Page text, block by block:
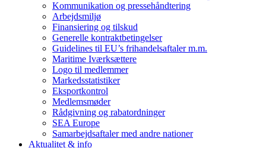
Kommunikation og pressehåndtering
Arbejdsmiljø
Finansiering og tilskud
Generelle kontraktbetingelser
Guidelines til EU’s frihandelsaftaler m.m.
Maritime Iværksættere
Logo til medlemmer
Markedsstatistiker
Eksportkontrol
Medlemsmøder
Rådgivning og rabatordninger
SEA Europe
Samarbejdsaftaler med andre nationer
Aktualitet & info